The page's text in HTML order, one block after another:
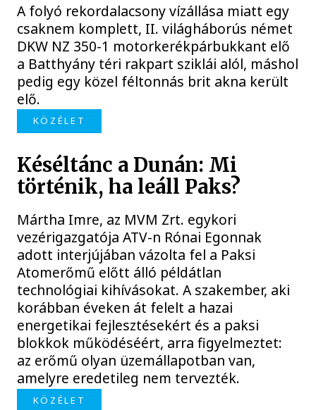
A folyó rekordalacsony vízállása miatt egy
csaknem komplett, II. világháborús német
DKW NZ 350-1 motorkerékpárbukkant elő
a Batthyány téri rakpart sziklái alól, máshol
pedig egy közel féltonnás brit akna került
elő.
KÖZÉLET
Késéltánc a Dunán: Mi
történik, ha leáll Paks?
Mártha Imre, az MVM Zrt. egykori
vezérigazgatója ATV-n Rónai Egonnak
adott interjújában vázolta fel a Paksi
Atomerőmű előtt álló példátlan
technológiai kihívásokat. A szakember, aki
korábban éveken át felelt a hazai
energetikai fejlesztésekért és a paksi
blokkok működéséért, arra figyelmeztet:
az erőmű olyan üzemállapotban van,
amelyre eredetileg nem tervezték.
KÖZÉLET